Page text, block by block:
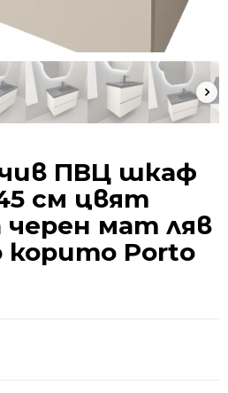
ПВЦ шкаф
см цвят
черен мат ляв
корито Porto